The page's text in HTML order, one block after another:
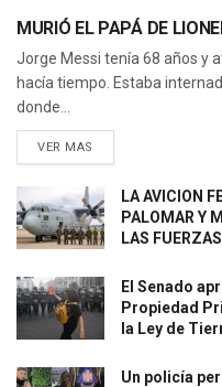
MURIÓ EL PAPÁ DE
Jorge Messi tenía 68 años y
hacía tiempo. Estaba
donde...
VER MAS
LA AVICION
PALOMAR Y
LAS
El Senado
Propiedad
la Ley de
Un policía